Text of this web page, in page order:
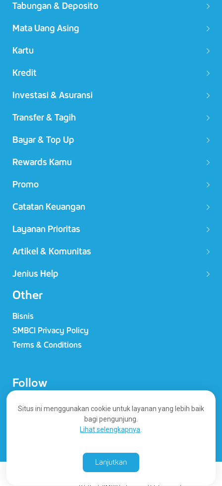
Situs ini menggunakan cookie untuk layanan yang lebih baik
bagi pengunjung.
Lihat selengkapnya
Lanjutkan
Tabungan & Deposito
Mata Uang Asing
Kartu
Kredit
Investasi & Asuransi
Transfer & Tagih
Bayar & Top Up
Rewards Kamu
Promo
Catatan Keuangan
Layanan Prioritas
Artikel & Komunitas
Jenius Help
Other
Bisnis
SMBCI Privacy Policy
Terms & Conditions
Follow